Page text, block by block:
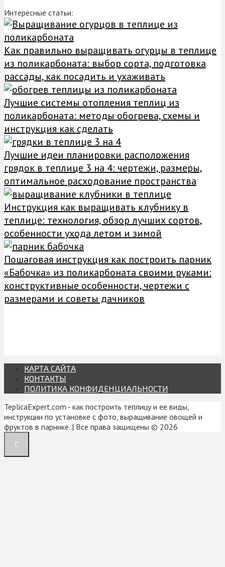
Интересные статьи:
Как правильно выращивать огурцы в теплице
из поликарбоната: выбор сорта, подготовка
рассады, как посадить и ухаживать
Лучшие системы отопления теплиц из
поликарбоната: методы обогрева, схемы и
инструкция как сделать
Лучшие идеи планировки расположения
грядок в теплице 3 на 4: чертежи, размеры,
оптимальное расходование пространства
Инструкция как выращивать клубнику в
теплице: технология, обзор лучших сортов,
особенности ухода летом и зимой
Пошаговая инструкция как построить парник
«Бабочка» из поликарбоната своими руками:
конструктивные особенности, чертежи с
размерами и советы дачников
КАРТА САЙТА
КОНТАКТЫ
ПОЛИТИКА КОНФИДЕНЦИАЛЬНОСТИ
TeplicaExpert.com - как построить теплицу и ее виды,
инструкции по установке с фото, выращивание овощей и
фруктов в парнике. | Все права защищены © 2026